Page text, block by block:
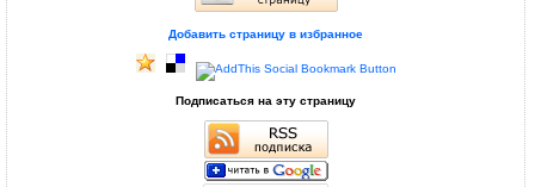
Добавить страницу в избранное
Подписаться на эту страницу